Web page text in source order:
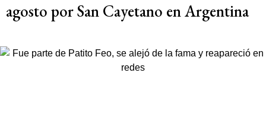
agosto por San Cayetano en Argentina